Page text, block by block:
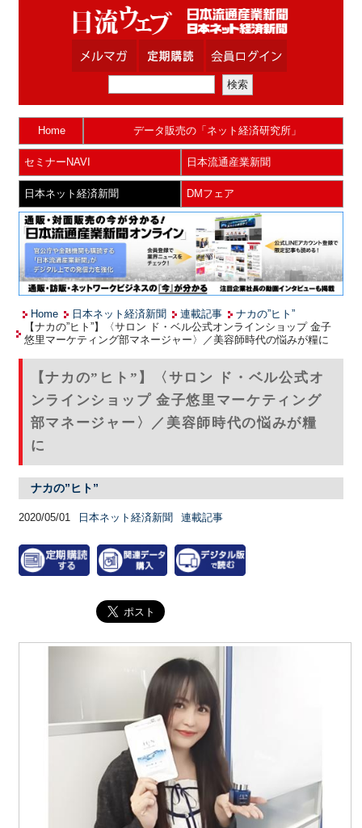
Home データ販売の「ネット経済研究所」
セミナーNAVI 日本流通産業新聞
日本ネット経済新聞 DMフェア
Home 日本ネット経済新聞 連載記事
ナカの”ヒト”
【ナカの”ヒト”】〈サロン ド・ベル公式オンラインショップ 金子
悠里マーケティング部マネージャー〉／美容師時代の悩みが糧に
【ナカの”ヒト”】〈サロン ド・ベル公式オ
ンラインショップ 金子悠里マーケティング
部マネージャー〉／美容師時代の悩みが糧
に
ナカの”ヒト”
2020/05/01 日本ネット経済新聞 連載記事